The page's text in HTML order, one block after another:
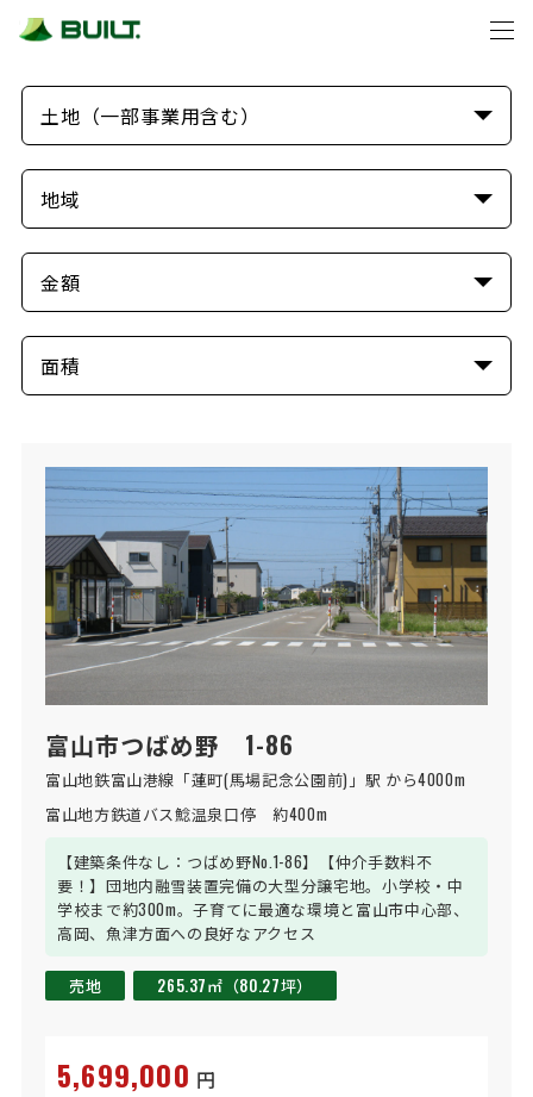
トップ 買いたい
富山市つばめ野 1-86
富山地鉄富山港線「蓮町(馬場記念公園前)」駅 から4000m
富山地方鉄道バス鯰温泉口停　約400m
【建築条件なし：つばめ野No.1-86】【仲介手数料不
要！】団地内融雪装置完備の大型分譲宅地。小学校・中
学校まで約300m。子育てに最適な環境と富山市中心部、
高岡、魚津方面への良好なアクセス
売地 265.37㎡（80.27坪）
5,699,000 円